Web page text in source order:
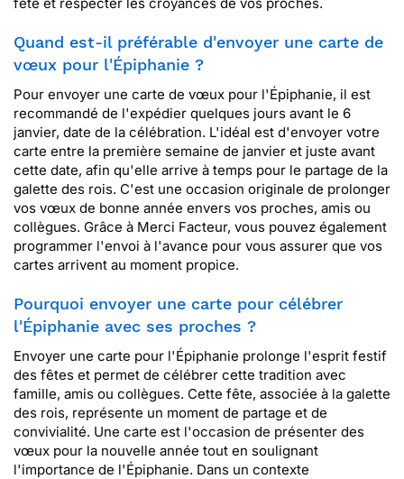
Quand est-il préférable d'envoyer une carte de
vœux pour l'Épiphanie ?
Pour envoyer une carte de vœux pour l'Épiphanie, il est
recommandé de l'expédier quelques jours avant le 6
janvier, date de la célébration. L'idéal est d'envoyer votre
carte entre la première semaine de janvier et juste avant
cette date, afin qu'elle arrive à temps pour le partage de la
galette des rois. C'est une occasion originale de prolonger
vos vœux de bonne année envers vos proches, amis ou
collègues. Grâce à Merci Facteur, vous pouvez également
programmer l'envoi à l'avance pour vous assurer que vos
cartes arrivent au moment propice.
Pourquoi envoyer une carte pour célébrer
l'Épiphanie avec ses proches ?
Envoyer une carte pour l'Épiphanie prolonge l'esprit festif
des fêtes et permet de célébrer cette tradition avec
famille, amis ou collègues. Cette fête, associée à la galette
des rois, représente un moment de partage et de
convivialité. Une carte est l'occasion de présenter des
vœux pour la nouvelle année tout en soulignant
l'importance de l'Épiphanie. Dans un contexte